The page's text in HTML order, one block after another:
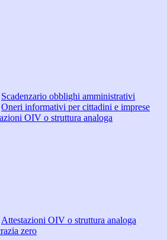
Scadenzario obblighi amministrativi
Oneri informativi per cittadini e imprese
OIV o struttura analoga
Attestazioni OIV o struttura analoga
zero